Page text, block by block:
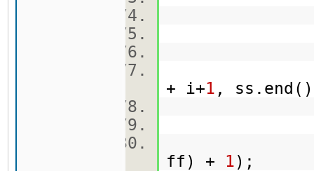
+ i+1 ,
ff) + 1);